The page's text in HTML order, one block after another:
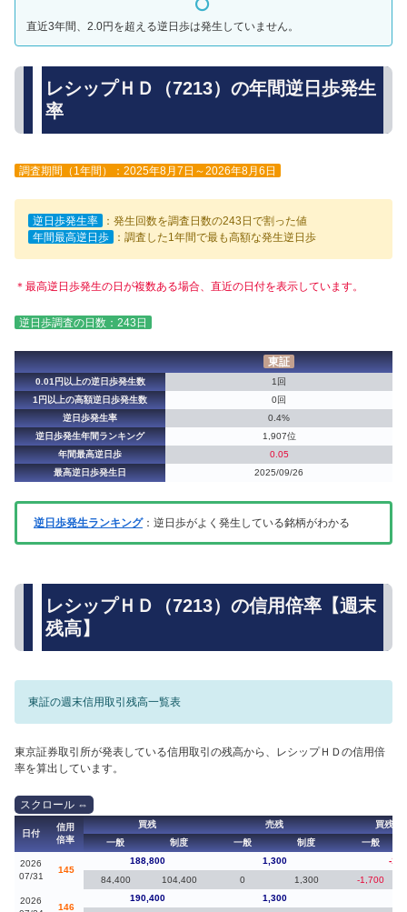
直近3年間、2.0円を超える逆日歩は発生していません。
レシップＨＤ（7213）の年間逆日歩発生
率
調査期間（1年間）：2025年8月7日～2026年8月6日
逆日歩発生率
：発生回数を調査日数の243日で割った値
年間最高逆日歩
：調査した1年間で最も高額な発生逆日歩
＊最高逆日歩発生の日が複数ある場合、直近の日付を表示しています。
逆日歩調査の日数：243日
東証
0.01円以上の逆日歩発生数
1回
1円以上の高額逆日歩発生数
0回
逆日歩発生率
0.4%
逆日歩発生年間ランキング
1,907位
年間最高逆日歩
0.05
最高逆日歩発生日
2025/09/26
逆日歩発生ランキング：逆日歩がよく発生している銘柄がわかる
レシップＨＤ（7213）の信用倍率【週末
残高】
東証の週末信用取引残高一覧表
東京証券取引所が発表している信用取引の残高から、レシップＨＤの信用倍
率を算出しています。
日付
信用
倍率
買残 売残
買残（
一般
制度 一般 制度 一般
2026
07/31
145
188,800 1,300
-
84,400
104,400 0 1,300 -1,700
2026
146
190,400 1,300